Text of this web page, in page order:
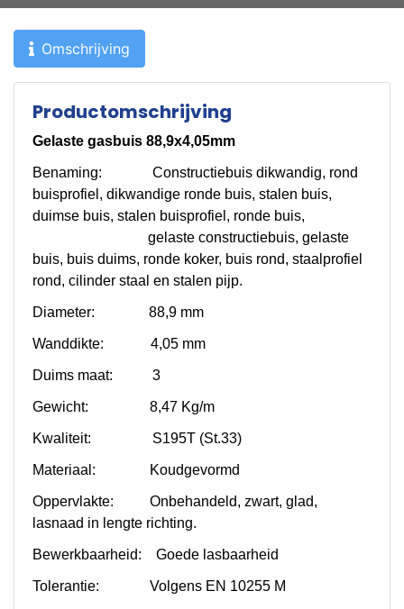
Omschrijving
Productomschrijving
Gelaste gasbuis 88,9x4,05mm
Benaming: Constructiebuis dikwandig, rond
buisprofiel, dikwandige ronde buis, stalen buis,
duimse buis, stalen buisprofiel, ronde buis,
gelaste constructiebuis, gelaste
buis, buis duims, ronde koker, buis rond, staalprofiel
rond, cilinder staal en stalen pijp.
Diameter: 88,9 mm
Wanddikte: 4,05 mm
Duims maat: 3
Gewicht: 8,47 Kg/m
Kwaliteit: S195T (St.33)
Materiaal: Koudgevormd
Oppervlakte: Onbehandeld, zwart, glad,
lasnaad in lengte richting.
Bewerkbaarheid: Goede lasbaarheid
Tolerantie: Volgens EN 10255 M